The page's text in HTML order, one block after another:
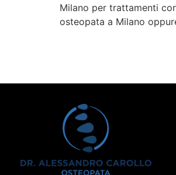
Milano per trattamenti
osteopata a Milano